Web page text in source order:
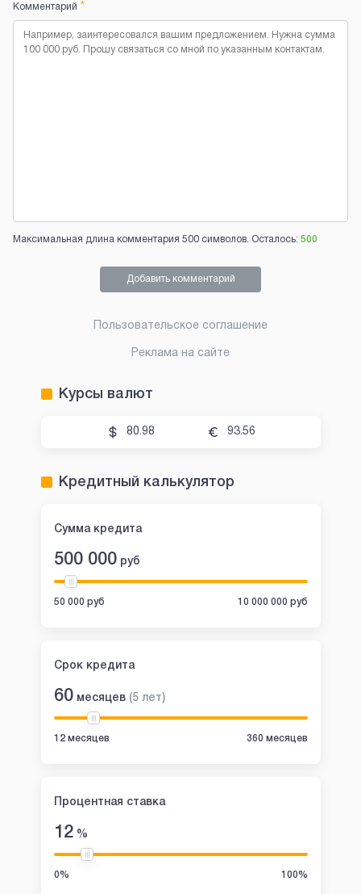
Комментарий *
Максимальная длина комментария 500 символов. Осталось: 500
Добавить комментарий
Пользовательское соглашение
Реклама на сайте
Курсы валют
80.98 93.56
Кредитный калькулятор
Сумма кредита
500 000 руб
50 000 руб 10 000 000 руб
Срок кредита
60 месяцев (5 лет)
12 месяцев 360 месяцев
Процентная ставка
12%
0% 100%